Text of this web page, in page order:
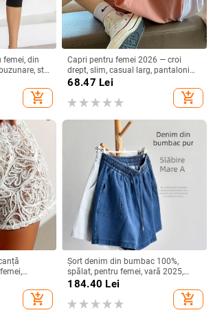
femei, din
stil
croială
add_shopping_cart
Capri pentru femei 2026 — croi
drept, slim, casual larg, pantaloni
sport de vară
68.47 Lei
add_shopping_cart
și
add_shopping_cart
Șort denim din bumbac 100%,
spălat, pentru femei, vară 2025,
croială lejeră în A, largi
184.40 Lei
add_shopping_cart